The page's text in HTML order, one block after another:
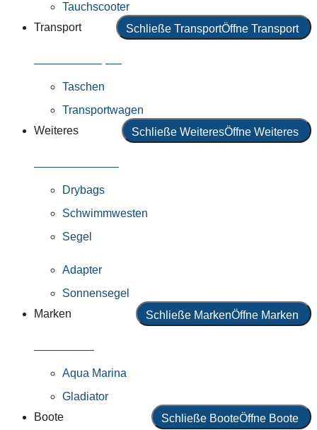
Tauchscooter
Transport
Schließe TransportÖffne Transport
Taschen
Transportwagen
Weiteres
Schließe WeiteresÖffne Weiteres
Drybags
Schwimmwesten
Segel
Adapter
Sonnensegel
Marken
Schließe MarkenÖffne Marken
Aqua Marina
Gladiator
Boote
Schließe BooteÖffne Boote